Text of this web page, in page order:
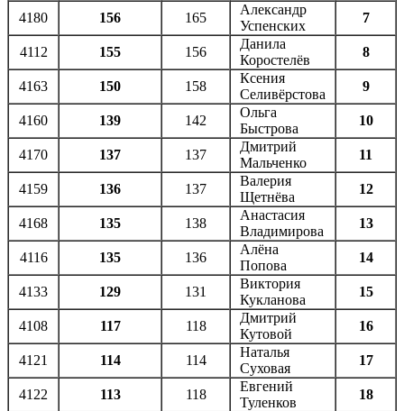
4180 156 165
Александр
Успенских
7
4112 155 156
Данила
Коростелёв
8
4163 150 158
Ксения
Селивёрстова
9
4160 139 142
Ольга
Быстрова
10
4170 137 137
Дмитрий
Мальченко
11
4159 136 137
Валерия
Щетнёва
12
4168 135 138
Анастасия
Владимирова
13
4116 135 136
Алёна
Попова
14
4133 129 131
Виктория
Кукланова
15
4108 117 118
Дмитрий
Кутовой
16
4121 114 114
Наталья
Суховая
17
4122 113 118
Евгений
Туленков
18